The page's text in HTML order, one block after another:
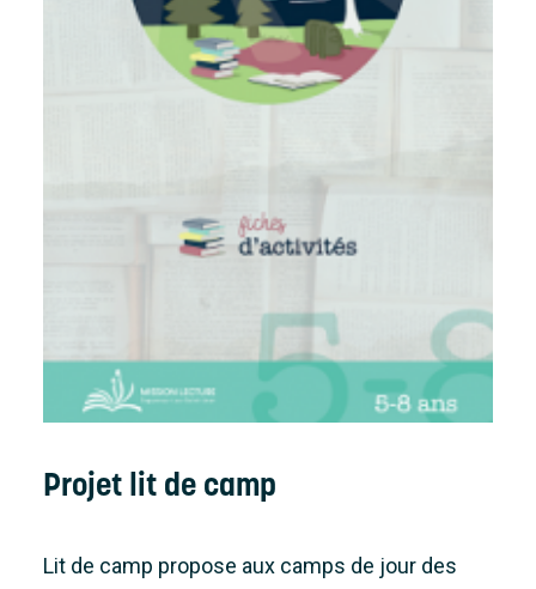
Projet lit de camp
Lit de camp propose aux camps de jour des